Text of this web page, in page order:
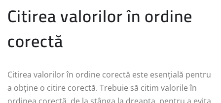
Citirea valorilor în ordine
corectă
Citirea valorilor în ordine corectă este esențială pentru
a obține o citire corectă. Trebuie să citim valorile în